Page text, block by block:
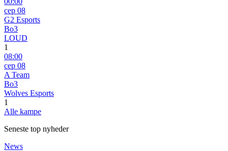
сер 08
G2 Esports
Bo3
LOUD
1
08:00
сер 08
A Team
Bo3
Wolves Esports
1
Alle kampe
Seneste top nyheder
News